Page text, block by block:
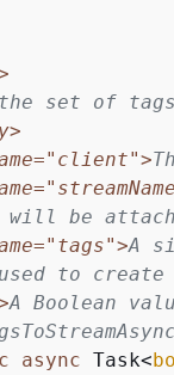
set of tags
will be
A
to create
A Boolean
async Task<